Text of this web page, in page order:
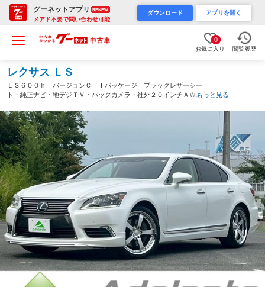
グーネットアプリ RENEW
メアド不要で問い合わせ可能
ダウンロード アプリを開く
0
お気に入り 閲覧履歴
レクサス ＬＳ
ＬＳ６００ｈ バージョンＣ Ｉパッケージ ブラックレザーシー
ト・純正ナビ・地デジＴＶ・バックカメラ・社外２０インチＡＷ・
ドライブレコーダー・ＥＴＣ・プレミアムサウンド・リアサンシェ
ード・シートヒーター・シートクーラー・ハンドルヒーター（埼玉
県）
もっと見る